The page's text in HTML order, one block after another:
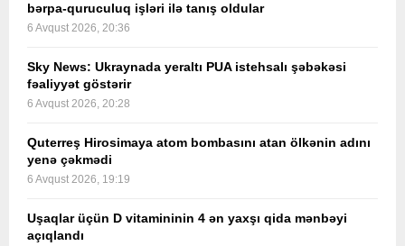
bərpa-quruculuq işləri ilə tanış oldular
6 Avqust 2026, 20:36
Sky News: Ukraynada yeraltı PUA istehsalı şəbəkəsi
fəaliyyət göstərir
6 Avqust 2026, 20:28
Quterreş Hirosimaya atom bombasını atan ölkənin adını
yenə çəkmədi
6 Avqust 2026, 19:19
Uşaqlar üçün D vitamininin 4 ən yaxşı qida mənbəyi
açıqlandı